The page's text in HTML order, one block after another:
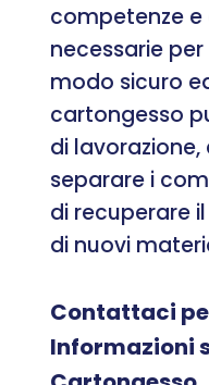
competenze
necessarie
modo sicuro
cartongesso
di
separare i
di recuperare
di nuovi
Contattaci
Informazioni